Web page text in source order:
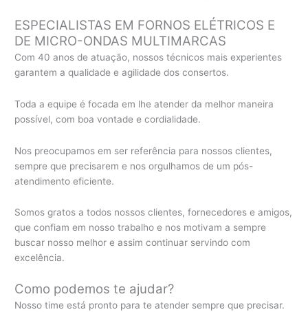
ESPECIALISTAS EM FORNOS ELÉTRICOS E
DE MICRO-ONDAS MULTIMARCAS
Com 40 anos de atuação, nossos técnicos mais experientes
garantem a qualidade e agilidade dos consertos.
Toda a equipe é focada em lhe atender da melhor maneira
possível, com boa vontade e cordialidade.
Nos preocupamos em ser referência para nossos clientes,
sempre que precisarem e nos orgulhamos de um pós-
atendimento eficiente.
Somos gratos a todos nossos clientes, fornecedores e amigos,
que confiam em nosso trabalho e nos motivam a sempre
buscar nosso melhor e assim continuar servindo com
excelência.
Como podemos te ajudar?
Nosso time está pronto para te atender sempre que precisar.